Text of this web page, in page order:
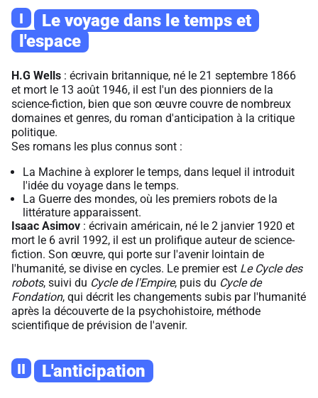
I
Le voyage dans le temps et
l'espace
H.G Wells : écrivain britannique, né le 21 septembre 1866
et mort le 13 août 1946, il est l'un des pionniers de la
science-fiction, bien que son œuvre couvre de nombreux
domaines et genres, du roman d'anticipation à la critique
politique.
Ses romans les plus connus sont :
La Machine à explorer le temps, dans lequel il introduit
l'idée du voyage dans le temps.
La Guerre des mondes, où les premiers robots de la
littérature apparaissent.
Isaac Asimov : écrivain américain, né le 2 janvier 1920 et
mort le 6 avril 1992, il est un prolifique auteur de science-
fiction. Son œuvre, qui porte sur l'avenir lointain de
l'humanité, se divise en cycles. Le premier est Le Cycle des
robots, suivi du Cycle de l'Empire, puis du Cycle de
Fondation, qui décrit les changements subis par l'humanité
après la découverte de la psychohistoire, méthode
scientifique de prévision de l'avenir.
II L'anticipation